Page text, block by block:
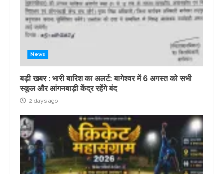
News
बड़ी खबर : भारी बारिश का अलर्ट: बागेश्वर में 6 अगस्त को सभी
स्कूल और आंगनबाड़ी केंद्र रहेंगे बंद
2 days ago